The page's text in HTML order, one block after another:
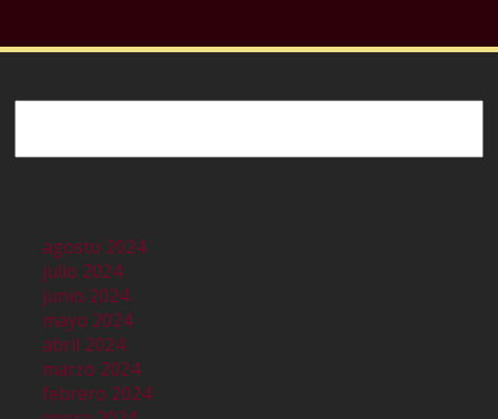
agosto 2024
julio 2024
junio 2024
mayo 2024
abril 2024
marzo 2024
febrero 2024